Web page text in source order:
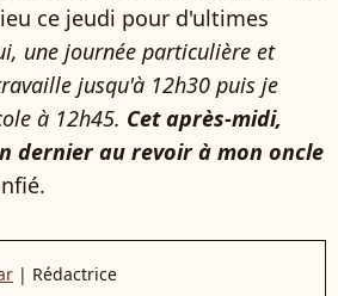
ce jeudi pour d'ultimes
une journée particulière et
jusqu'à 12h30 puis je
à 12h45. Cet après-midi,
dernier au revoir à mon oncle
| Rédactrice